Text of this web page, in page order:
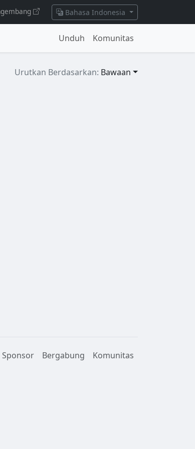
Bahasa Indonesia
Unduh Komunitas
Urutkan Berdasarkan: Bawaan
Sponsor Bergabung Komunitas